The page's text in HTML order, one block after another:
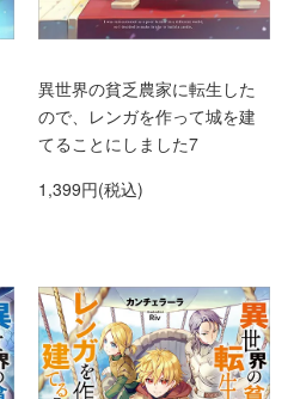
異世界の貧乏農家に転生した
ので、レンガを作って城を建
てることにしました7
1,399円(税込)